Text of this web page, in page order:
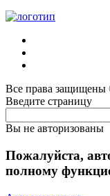
Все права защищены
Введите страницу
Вы не авторизованы
Пожалуйста,
полному